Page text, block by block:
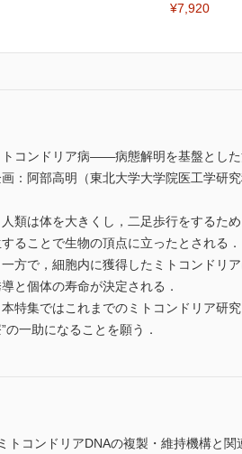
¥7,920
トコンドリア病――病態解明を基盤とし
：阿部高明（東北大学大学院医工学研
人類は体を大きくし，二足歩行をするた
ることで生物の頂点に立ったとされる．
一方で，細胞内に獲得したミトコンドリ
と個体の寿命が決定される．
本特集ではこれまでのミトコンドリア研
の一助になることを願う．
トコンドリアDNAの複製・維持機構と関